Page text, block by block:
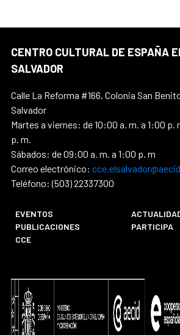
CENTRO CULTURAL DE ESPAÑA
SALVADOR
Calle La Reforma #166, Colonia San
Salvador
Martes a viernes: de 10:00 a. m. a 1:00 p.
p. m.
Sábados: de 09:00 a. m. a 1:00 p. m
Correo electrónico:
Teléfono: (503) 22337300
EVENTOS
PUBLICACIONES
PARTICIPA
CCE